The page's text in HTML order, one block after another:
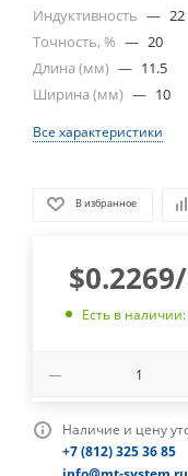
Индуктивность —
Точность, % — 20
Длина (мм) — 11.5
Ширина (мм) — 10
Все характеристики
В избранное
$0.2269
Есть в
Наличие и цену
+7 (812) 325 36 85